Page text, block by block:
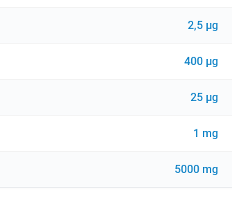
2,5 µg
400 µg
25 µg
1 mg
5000 mg